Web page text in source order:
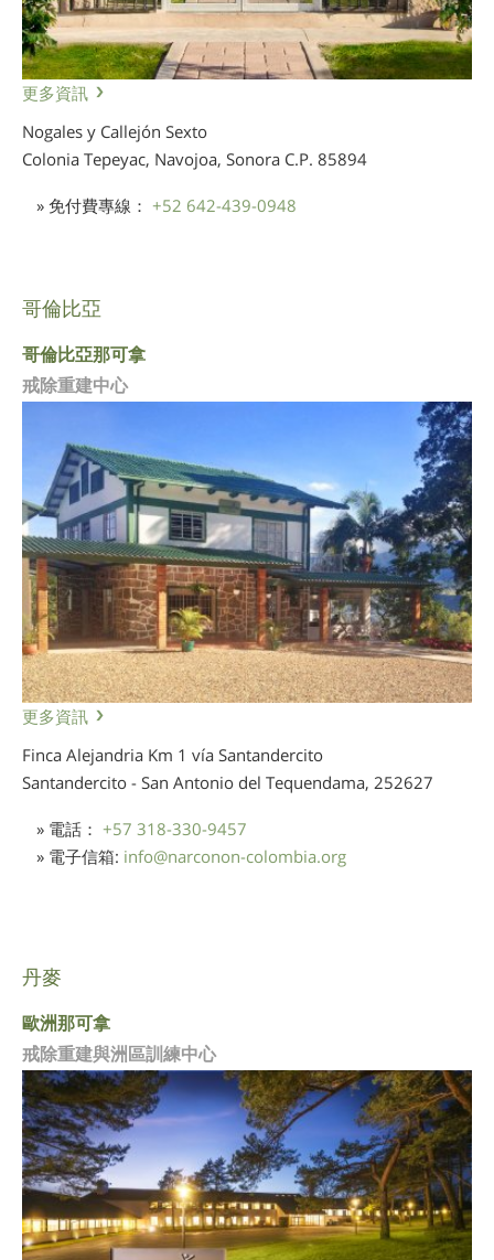
更多資訊
Nogales y Callejón Sexto
Colonia Tepeyac, Navojoa, Sonora C.P. 85894
» 免付費專線： +52 642-439-0948
哥倫比亞
哥倫比亞那可拿
戒除重建中心
更多資訊
Finca Alejandria Km 1 vía Santandercito
Santandercito - San Antonio del Tequendama, 252627
» 電話： +57 318-330-9457
» 電子信箱: info@narconon-colombia.org
丹麥
歐洲那可拿
戒除重建與洲區訓練中心